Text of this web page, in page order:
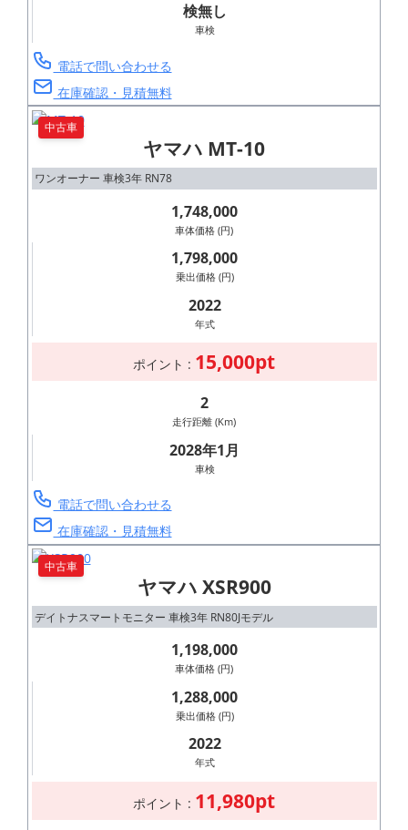
検無し
車検
電話で問い合わせる
在庫確認・見積無料
中古車
ヤマハ MT-10
ワンオーナー 車検3年 RN78
1,748,000
車体価格 (円)
1,798,000
乗出価格 (円)
2022
年式
ポイント : 15,000pt
2
走行距離 (Km)
2028年1月
車検
電話で問い合わせる
在庫確認・見積無料
中古車
ヤマハ XSR900
デイトナスマートモニター 車検3年 RN80Jモデル
1,198,000
車体価格 (円)
1,288,000
乗出価格 (円)
2022
年式
ポイント : 11,980pt